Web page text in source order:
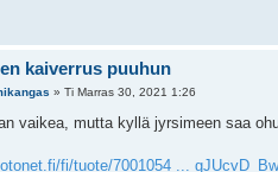
kaiverrus puuhun
» Ti Marras 30, 2021 1:26
vaikea, mutta kyllä jyrsimeen saa
fi/tuote/7001054 ...